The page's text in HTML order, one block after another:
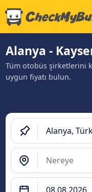
Alanya -
Tüm otobüs şirketlerini
uygun fiyatı bulun.